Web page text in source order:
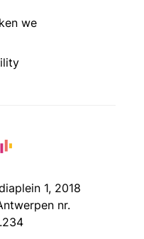
we
1, 2018
nr.